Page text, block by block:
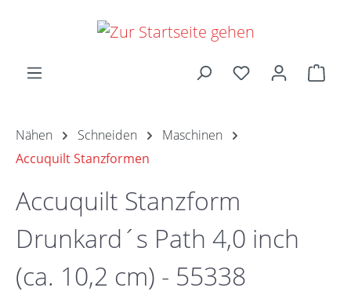
Zum Hauptinhalt springen
Nähen Schneiden
Maschinen
Accuquilt Stanzformen
Accuquilt Stanzform
Drunkard´s Path 4,0 inch
(ca. 10,2 cm) - 55338